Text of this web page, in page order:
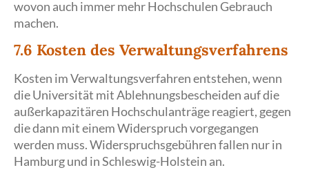
wovon auch immer mehr Hochschulen Gebrauch
machen.
7.6 Kosten des Verwaltungsverfahrens
Kosten im Verwaltungsverfahren entstehen, wenn
die Universität mit Ablehnungsbescheiden auf die
außerkapazitären Hochschulanträge reagiert, gegen
die dann mit einem Widerspruch vorgegangen
werden muss. Widerspruchsgebühren fallen nur in
Hamburg und in Schleswig-Holstein an.